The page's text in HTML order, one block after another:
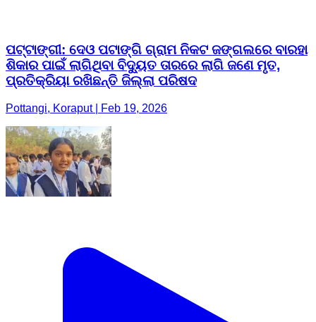
ପଟ୍ଟାଙ୍ଗୀ: ଦେଓ ପଟାଙ୍ଗି ଗ୍ରାମ ନିକଟ ଜଙ୍ଗଲରେ ବାରହା
ଶିକାର ପାଇଁ ଲାଗିଥିବା ବିଦ୍ୟୁତ ତାରରେ ଲାଗି ଜଣେ ମୃତ,
ପ୍ରତିକ୍ରିୟା ରଖିଛନ୍ତି ଜିଲ୍ଲା ପରିଷଦ
Pottangi, Koraput | Feb 19, 2026